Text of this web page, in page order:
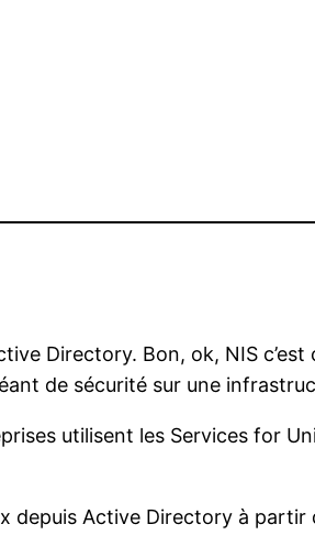
Directory. Bon, ok, NIS
de sécurité sur une
utilisent les Services for
depuis Active Directory à partir